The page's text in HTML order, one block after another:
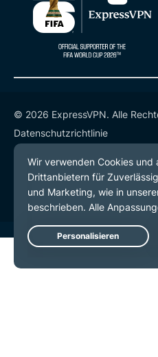
© 2026 ExpressVPN. Alle
Datenschutzrichtlinie
Servicebedingungen
Cookie-Einstellungen